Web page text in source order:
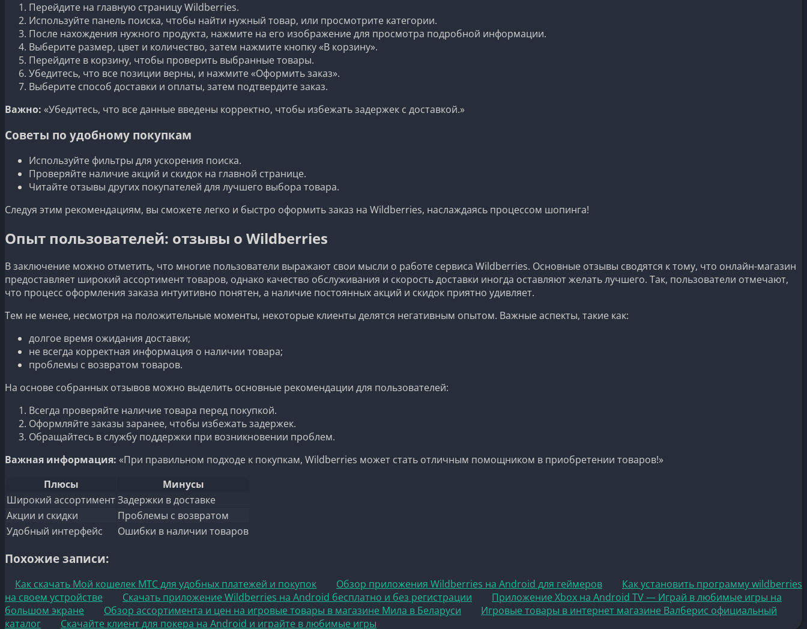
Перейдите на главную страницу Wildberries.
Используйте панель поиска, чтобы найти нужный товар, или просмотрите категории.
После нахождения нужного продукта, нажмите на его изображение для просмотра подробной информации.
Выберите размер, цвет и количество, затем нажмите кнопку «В корзину».
Перейдите в корзину, чтобы проверить выбранные товары.
Убедитесь, что все позиции верны, и нажмите «Оформить заказ».
Выберите способ доставки и оплаты, затем подтвердите заказ.
Важно: «Убедитесь, что все данные введены корректно, чтобы избежать задержек с доставкой.»
Советы по удобному покупкам
Используйте фильтры для ускорения поиска.
Проверяйте наличие акций и скидок на главной странице.
Читайте отзывы других покупателей для лучшего выбора товара.
Следуя этим рекомендациям, вы сможете легко и быстро оформить заказ на Wildberries, наслаждаясь процессом шопинга!
Опыт пользователей: отзывы о Wildberries
В заключение можно отметить, что многие пользователи выражают свои мысли о работе сервиса Wildberries. Основные отзывы сводятся к тому, что онлайн-магазин
предоставляет широкий ассортимент товаров, однако качество обслуживания и скорость доставки иногда оставляют желать лучшего. Так, пользователи отмечают,
что процесс оформления заказа интуитивно понятен, а наличие постоянных акций и скидок приятно удивляет.
Тем не менее, несмотря на положительные моменты, некоторые клиенты делятся негативным опытом. Важные аспекты, такие как:
долгое время ожидания доставки;
не всегда корректная информация о наличии товара;
проблемы с возвратом товаров.
На основе собранных отзывов можно выделить основные рекомендации для пользователей:
Всегда проверяйте наличие товара перед покупкой.
Оформляйте заказы заранее, чтобы избежать задержек.
Обращайтесь в службу поддержки при возникновении проблем.
Важная информация: «При правильном подходе к покупкам, Wildberries может стать отличным помощником в приобретении товаров!»
Плюсы
Минусы
Широкий ассортиментЗадержки в доставке
Акции и скидки
Проблемы с возвратом
Удобный интерфейс
Ошибки в наличии товаров
Похожие записи:
Как скачать Мой кошелек МТС для удобных платежей и покупок Обзор приложения Wildberries на Android для геймеров
Как установить программу wildberries
на своем устройстве
Скачать приложение Wildberries на Android бесплатно и без регистрации
Приложение Xbox на Android TV — Играй в любимые игры на
большом экране
Обзор ассортимента и цен на игровые товары в магазине Мила в Беларуси
Игровые товары в интернет магазине Валберис официальный
каталог
Скачайте клиент для покера на Android и играйте в любимые игры